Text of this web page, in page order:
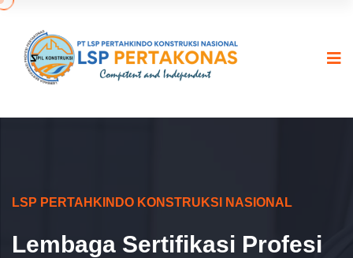
LSP PERTAHKINDO KONSTRUKSI NASIONAL
Lembaga Sertifikasi Profesi